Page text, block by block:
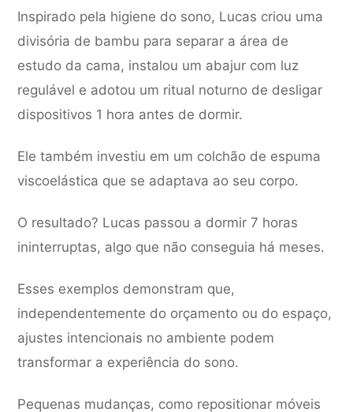
Inspirado pela higiene do sono, Lucas criou uma
divisória de bambu para separar a área de
estudo da cama, instalou um abajur com luz
regulável e adotou um ritual noturno de desligar
dispositivos 1 hora antes de dormir.
Ele também investiu em um colchão de espuma
viscoelástica que se adaptava ao seu corpo.
O resultado? Lucas passou a dormir 7 horas
ininterruptas, algo que não conseguia há meses.
Esses exemplos demonstram que,
independentemente do orçamento ou do espaço,
ajustes intencionais no ambiente podem
transformar a experiência do sono.
Pequenas mudanças, como repositionar móveis